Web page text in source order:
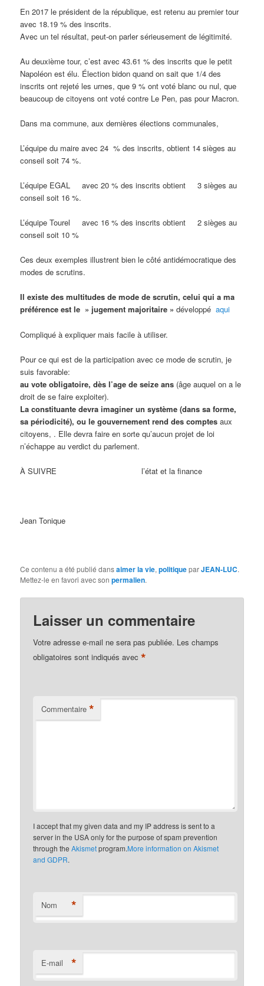
En 2017 le président de la république, est retenu au premier tour
avec 18.19 % des inscrits.
Avec un tel résultat, peut-on parler sérieusement de légitimité.
Au deuxième tour, c’est avec 43.61 % des inscrits que le petit
Napoléon est élu. Élection bidon quand on sait que 1/4 des
inscrits ont rejeté les urnes, que 9 % ont voté blanc ou nul, que
beaucoup de citoyens ont voté contre Le Pen, pas pour Macron.
Dans ma commune, aux dernières élections communales,
L’équipe du maire avec 24 % des inscrits, obtient 14 sièges au
conseil soit 74 %.
L’équipe EGAL avec 20 % des inscrits obtient 3 sièges au
conseil soit 16 %.
L’équipe Tourel avec 16 % des inscrits obtient 2 sièges au
conseil soit 10 %
Ces deux exemples illustrent bien le côté antidémocratique des
modes de scrutins.
Il existe des multitudes de mode de scrutin, celui qui a ma
préférence est le » jugement majoritaire »développé aqui
Compliqué à expliquer mais facile à utiliser.
Pour ce qui est de la participation avec ce mode de scrutin, je
suis favorable:
au vote obligatoire, dès l’age de seize ans (âge auquel on a le
droit de se faire exploiter).
La constituante devra imaginer un système (dans sa forme,
sa périodicité), ou le gouvernement rend des comptes aux
citoyens, . Elle devra faire en sorte qu’aucun projet de loi
n’échappe au verdict du parlement.
À SUIVRE l’état et la finance
Jean Tonique
Ce contenu a été publié dansaimer la vie,politiqueparJEAN-LUC.
Mettez-le en favori avec sonpermalien.
Laisser un commentaire
Votre adresse e-mail ne sera pas publiée. Les champs
obligatoires sont indiqués avec*
Commentaire *
I accept that my given data and my IP address is sent to a
server in the USA only for the purpose of spam prevention
through theAkismetprogram.More information on Akismet
and GDPR.
Nom *
E-mail *